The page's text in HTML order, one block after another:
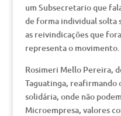
um Subsecretario que
de forma individual solta
as reivindicações que
representa o movimento.
Rosimeri Mello Pereira,
Taguatinga, reafirmando
solidária, onde não
Microempresa, valores